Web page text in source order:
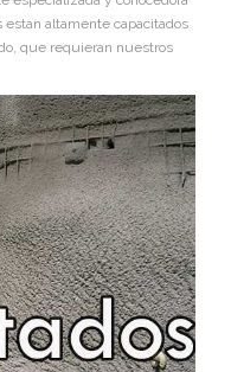
altamente capacitados
que requieran nuestros